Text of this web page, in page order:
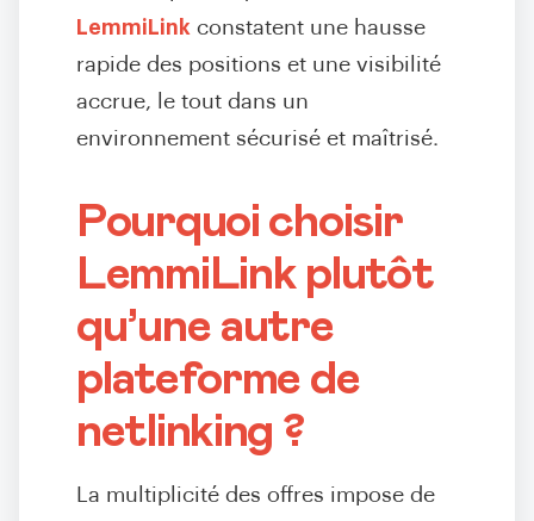
LemmiLink constatent une hausse
rapide des positions et une visibilité
accrue, le tout dans un
environnement sécurisé et maîtrisé.
Pourquoi choisir
LemmiLink plutôt
qu’une autre
plateforme de
netlinking ?
La multiplicité des offres impose de